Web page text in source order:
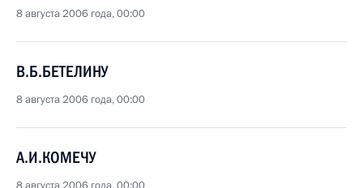
8 августа 2006 года, 00:00
В.Б.БЕТЕЛИНУ
8 августа 2006 года, 00:00
А.И.КОМЕЧУ